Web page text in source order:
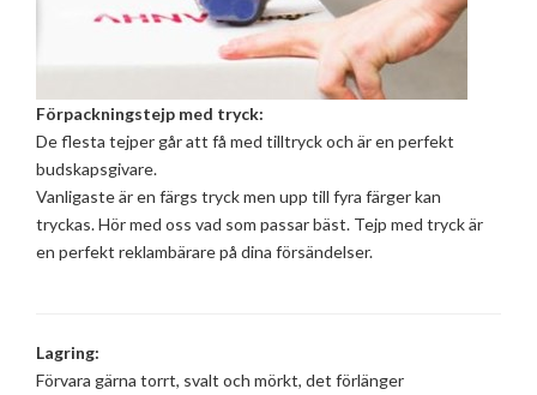
Förpackningstejp med tryck:
De flesta tejper går att få med tilltryck och är en perfekt
budskapsgivare.
Vanligaste är en färgs tryck men upp till fyra färger kan
tryckas. Hör med oss vad som passar bäst. Tejp med tryck är
en perfekt reklambärare på dina försändelser.
Lagring:
Förvara gärna torrt, svalt och mörkt, det förlänger